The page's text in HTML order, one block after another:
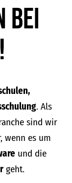
bei
. Als
sind wir
wenn es um
und die
geht.